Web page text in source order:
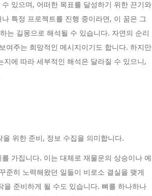
있으며, 어떠한 목표를 달성하기 위한 끈기와
특정 프로젝트를 진행 중이라면, 이 꿈은 그
는 길몽으로 해석될 수 있습니다. 자연의 순리
여주는 희망적인 메시지이기도 합니다. 하지만
에 따라 세부적인 해석은 달라질 수 있으니,
위한 준비, 정보 수집을 의미합니다.
가집니다. 이는 대체로 재물운의 상승이나 예
준히 노력해왔던 일들이 비로소 결실을 맺게
준비하게 될 수도 있습니다. 뼈를 하나하나